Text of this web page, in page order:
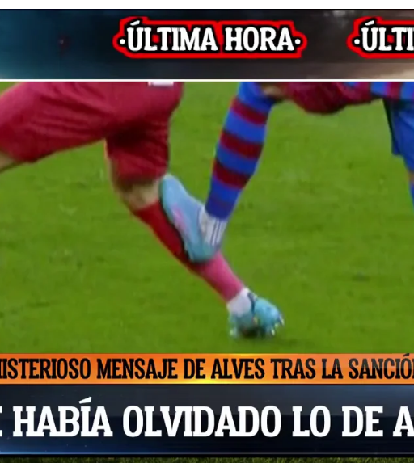
00:42
Whatsapp
Dani Alves fue expulsado el pasado
contra el Atlético de Madrid en el Camp
tacos en el gemelo a Yannick Carrasco. El
no vio la acción en primer momento, pero
para verlo y decidió enseñarle la tarjeta roja